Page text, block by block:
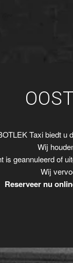
Taxi biedt u
Wij
is geannuleerd of
Wij
Reserveer nu